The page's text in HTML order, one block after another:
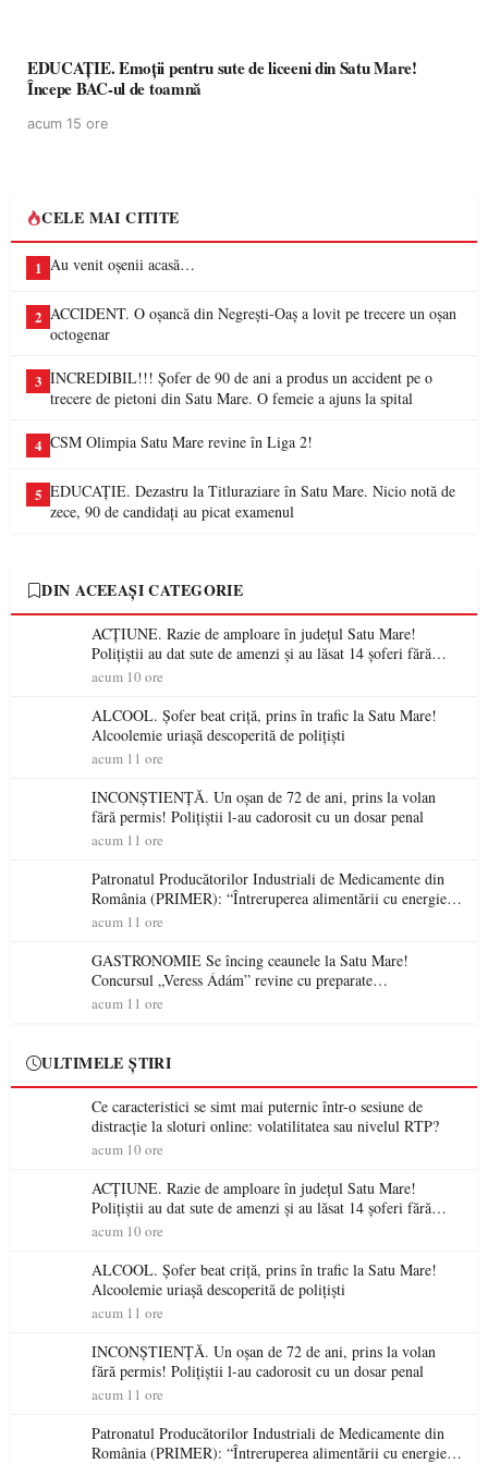
EDUCAȚIE. Emoții pentru sute de liceeni din Satu Mare!
Începe BAC-ul de toamnă
acum 15 ore
CELE MAI CITITE
1 Au venit oșenii acasă…
2 ACCIDENT. O oșancă din Negrești-Oaș a lovit pe trecere un oșan
octogenar
3 INCREDIBIL!!! Șofer de 90 de ani a produs un accident pe o
trecere de pietoni din Satu Mare. O femeie a ajuns la spital
4 CSM Olimpia Satu Mare revine în Liga 2!
5 EDUCAȚIE. Dezastru la Titluraziare în Satu Mare. Nicio notă de
zece, 90 de candidați au picat examenul
DIN ACEEAȘI CATEGORIE
ACȚIUNE. Razie de amploare în județul Satu Mare!
Polițiștii au dat sute de amenzi și au lăsat 14 șoferi fără
permis într-o singură zi
acum 10 ore
ALCOOL. Șofer beat criță, prins în trafic la Satu Mare!
Alcoolemie uriașă descoperită de polițiști
acum 11 ore
INCONȘTIENȚĂ. Un oșan de 72 de ani, prins la volan
fără permis! Polițiștii l-au cadorosit cu un dosar penal
acum 11 ore
Patronatul Producătorilor Industriali de Medicamente din
România (PRIMER): “Întreruperea alimentării cu energie
electrică a fabricilor de medicamente va pune în pericol
acum 11 ore
GASTRONOMIE Se încing ceaunele la Satu Mare!
Concursul „Veress Ádám” revine cu preparate
spectaculoase, premii și un jurat de renume
acum 11 ore
ULTIMELE ȘTIRI
Ce caracteristici se simt mai puternic într-o sesiune de
distracție la sloturi online: volatilitatea sau nivelul RTP?
acum 10 ore
ACȚIUNE. Razie de amploare în județul Satu Mare!
Polițiștii au dat sute de amenzi și au lăsat 14 șoferi fără
permis într-o singură zi
acum 10 ore
ALCOOL. Șofer beat criță, prins în trafic la Satu Mare!
Alcoolemie uriașă descoperită de polițiști
acum 11 ore
INCONȘTIENȚĂ. Un oșan de 72 de ani, prins la volan
fără permis! Polițiștii l-au cadorosit cu un dosar penal
acum 11 ore
Patronatul Producătorilor Industriali de Medicamente din
România (PRIMER): “Întreruperea alimentării cu energie